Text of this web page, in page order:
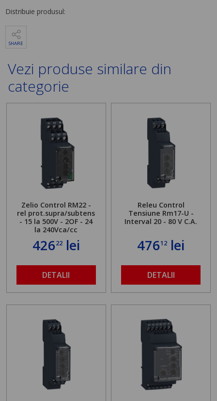
Distribuie produsul:
SHARE
Vezi produse similare din
categorie
Zelio Control RM22 -
rel prot.supra/subtens
- 15 la 500V - 2OF - 24
la 240Vca/cc
42622lei
DETALII
Releu Control
Tensiune Rm17-U -
Interval 20 - 80 V C.A.
47612 lei
DETALII